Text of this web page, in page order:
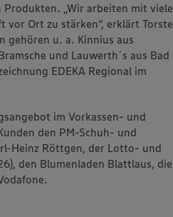
„Wir arbeiten mit
vor Ort zu stärken“, erklärt
gehören u. a. Kinnius aus
und Lauwerth´s aus Bad
EDEKA Regional im
im Vorkassen- und
den PM-Schuh- und
Heinz Röttgen, der Lotto- und
den Blumenladen Blattlaus, die